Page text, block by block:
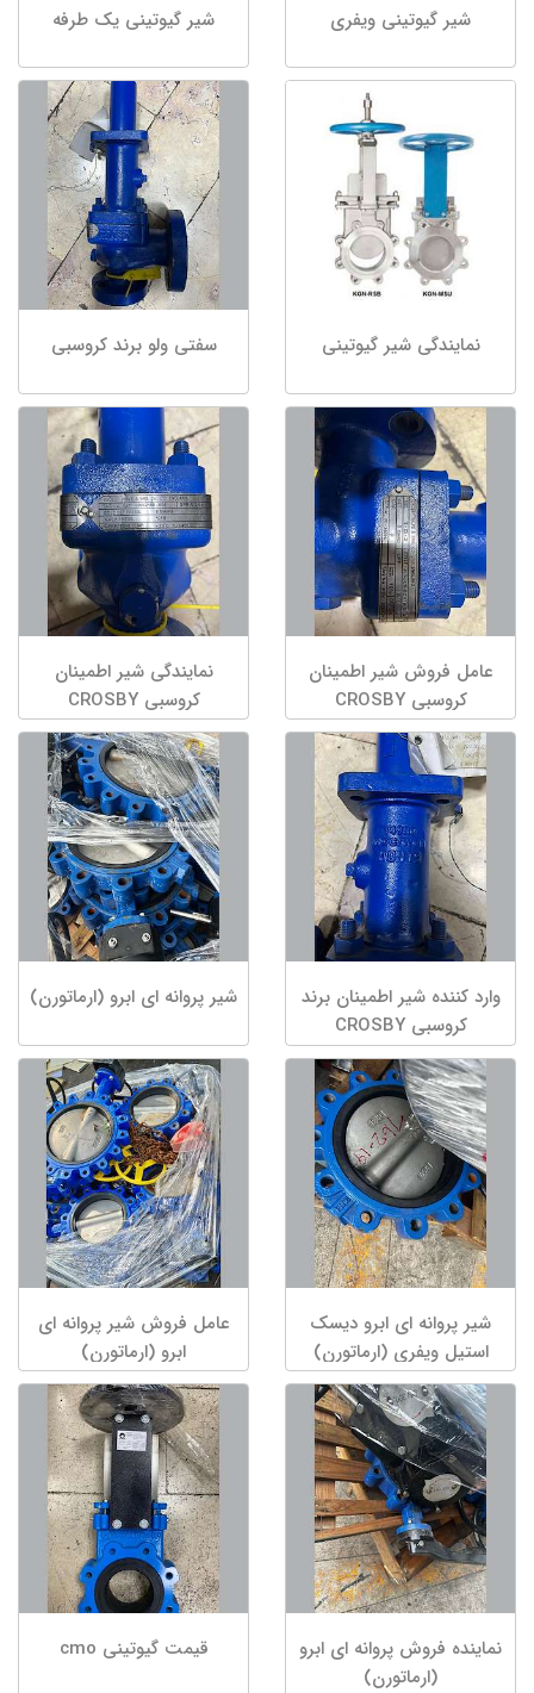
شیر گیوتینی ویفری شیر گیوتینی یک طرفه
نمایندگی شیر گیوتینی سفتی ولو برند کروسبی
عامل فروش شیر اطمینان
کروسبی CROSBY
نمایندگی شیر اطمینان
کروسبی CROSBY
وارد کننده شیر اطمینان برند
کروسبی CROSBY
شیر پروانه ای ابرو (ارماتورن)
شیر پروانه ای ابرو دیسک
استیل ویفری (ارماتورن)
عامل فروش شیر پروانه ای
ابرو (ارماتورن)
نماینده فروش پروانه ای ابرو
(ارماتورن)
قیمت گیوتینی cmo